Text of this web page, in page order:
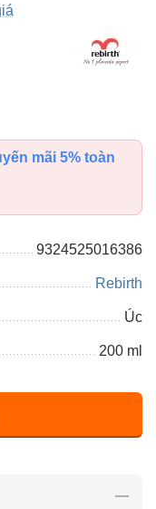
mãi 5% toàn
9324525016386
Rebirth
Úc
200 ml